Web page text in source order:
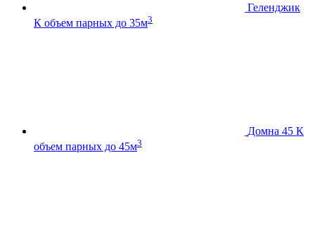
Геленджик
К объем парных до 35м3
Домна 45 К
объем парных до 45м3